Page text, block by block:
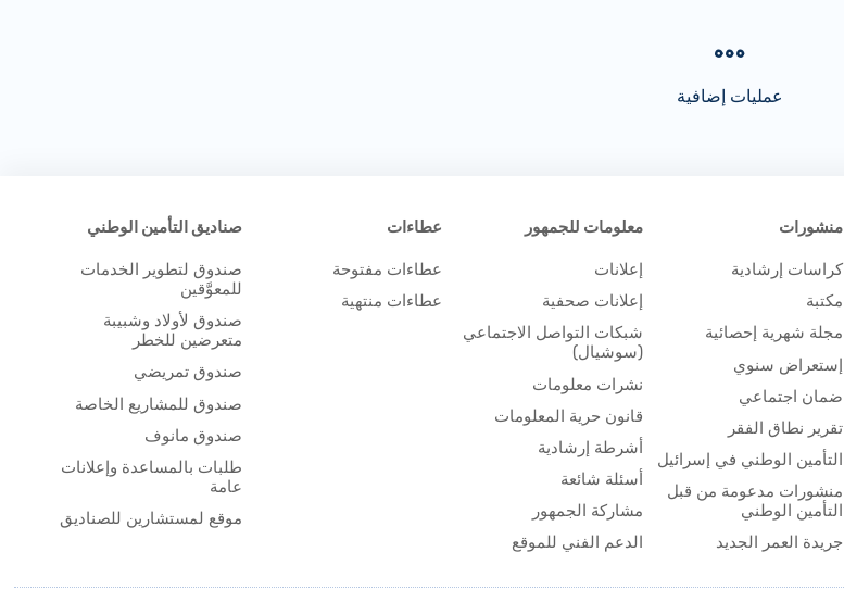
عمليات إضافية
منشورات
كراسات إرشادية
مكتبة
مجلة شهرية إحصائية
إستعراض سنوي
ضمان اجتماعي
تقرير نطاق الفقر
التأمين الوطني في إسرائيل
منشورات مدعومة من قبل
التأمين الوطني
جريدة العمر الجديد
معلومات للجمهور
إعلانات
إعلانات صحفية
شبكات التواصل الاجتماعي
(سوشيال)
نشرات معلومات
قانون حرية المعلومات
أشرطة إرشادية
أسئلة شائعة
مشاركة الجمهور
الدعم الفني للموقع
عطاءات
عطاءات مفتوحة
عطاءات منتهية
صناديق التأمين الوطني
صندوق لتطوير الخدمات
للمعوَّقين
صندوق لأولاد وشبيبة
متعرضين للخطر
صندوق تمريضي
صندوق للمشاريع الخاصة
صندوق مانوف
طلبات بالمساعدة وإعلانات
عامة
موقع لمستشارين للصناديق